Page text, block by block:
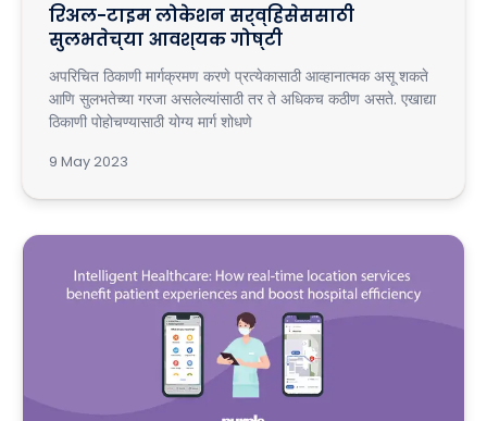
रिअल-टाइम लोकेशन सर्व्हिसेससाठी
सुलभतेच्या आवश्यक गोष्टी
अपरिचित ठिकाणी मार्गक्रमण करणे प्रत्येकासाठी आव्हानात्मक असू शकते
आणि सुलभतेच्या गरजा असलेल्यांसाठी तर ते अधिकच कठीण असते. एखाद्या
ठिकाणी पोहोचण्यासाठी योग्य मार्ग शोधणे
9 May 2023